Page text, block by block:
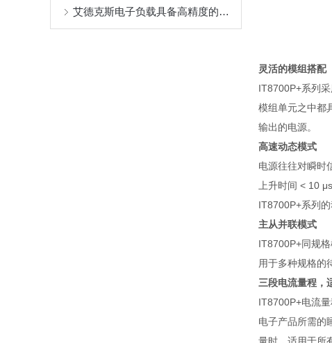
艾德克斯电子负载具备高精度的输出和量测
灵活的模组搭配
IT8700P+系列
模组单元之中都
输出的电源。
高速动态模式
电源往往对瞬时
上升时间 < 10 μs
IT8700P+系列
主从并联模式
IT8700P+同规
用于多种规格的
三段电流量程，
IT8700P+电流
电子产品所需的